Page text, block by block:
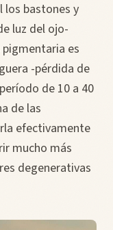
los bastones y
luz del ojo-
es
-pérdida de
de 10 a 40
de las
efectivamente
mucho más
degenerativas